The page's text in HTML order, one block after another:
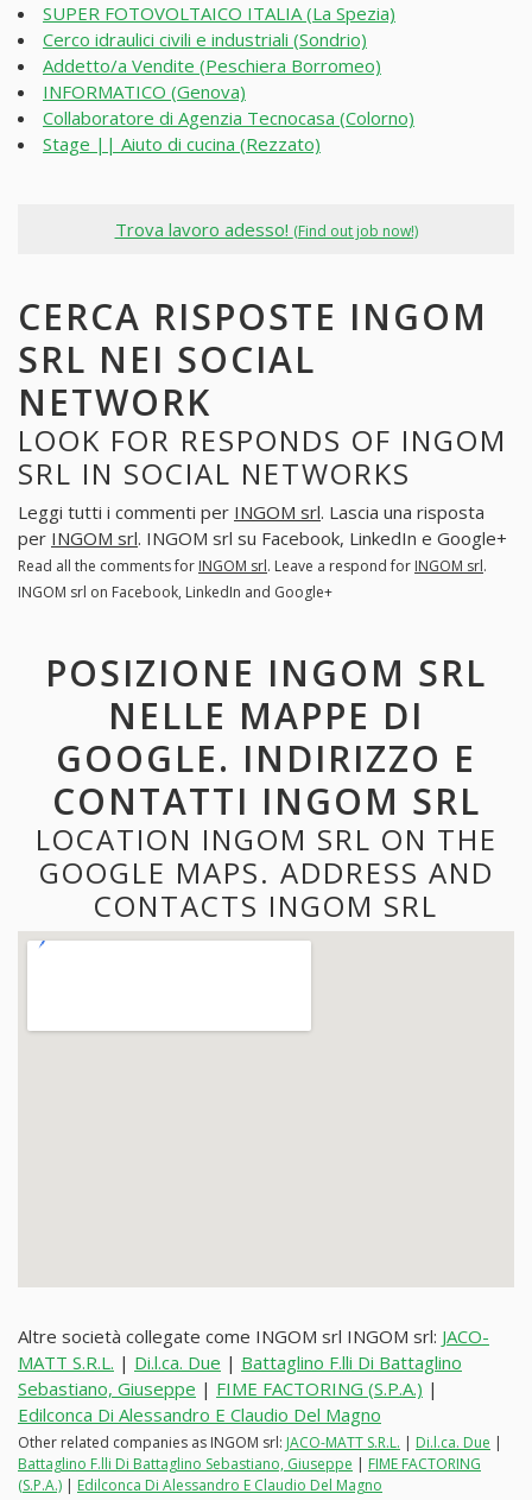
SUPER FOTOVOLTAICO ITALIA (La Spezia)
Cerco idraulici civili e industriali (Sondrio)
Addetto/a Vendite (Peschiera Borromeo)
INFORMATICO (Genova)
Collaboratore di Agenzia Tecnocasa (Colorno)
Stage || Aiuto di cucina (Rezzato)
Trova lavoro adesso! (Find out job now!)
CERCA RISPOSTE INGOM
SRL NEI SOCIAL
NETWORK
LOOK FOR RESPONDS OF INGOM
SRL IN SOCIAL NETWORKS
Leggi tutti i commenti per INGOM srl. Lascia una risposta
per INGOM srl. INGOM srl su Facebook, LinkedIn e Google+
Read all the comments for INGOM srl. Leave a respond for INGOM srl.
INGOM srl on Facebook, LinkedIn and Google+
POSIZIONE INGOM SRL
NELLE MAPPE DI
GOOGLE. INDIRIZZO E
CONTATTI INGOM SRL
LOCATION INGOM SRL ON THE
GOOGLE MAPS. ADDRESS AND
CONTACTS INGOM SRL
Altre società collegate come INGOM srl INGOM srl: JACO-
MATT S.R.L. | Di.l.ca. Due | Battaglino F.lli Di Battaglino
Sebastiano, Giuseppe | FIME FACTORING (S.P.A.) |
Edilconca Di Alessandro E Claudio Del Magno
Other related companies as INGOM srl: JACO-MATT S.R.L. | Di.l.ca. Due |
Battaglino F.lli Di Battaglino Sebastiano, Giuseppe | FIME FACTORING
(S.P.A.) | Edilconca Di Alessandro E Claudio Del Magno